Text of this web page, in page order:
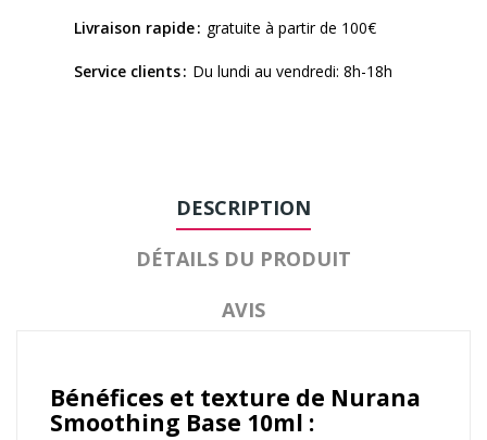
Livraison rapide gratuite à partir de 100€
Service clients Du lundi au vendredi: 8h-18h
DESCRIPTION
DÉTAILS DU PRODUIT
AVIS
Bénéfices et texture de Nurana
Smoothing Base 10ml :